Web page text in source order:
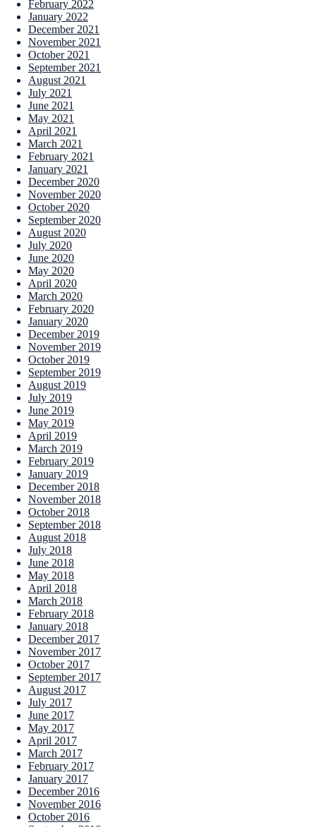
February 2022
January 2022
December 2021
November 2021
October 2021
September 2021
August 2021
July 2021
June 2021
May 2021
April 2021
March 2021
February 2021
January 2021
December 2020
November 2020
October 2020
September 2020
August 2020
July 2020
June 2020
May 2020
April 2020
March 2020
February 2020
January 2020
December 2019
November 2019
October 2019
September 2019
August 2019
July 2019
June 2019
May 2019
April 2019
March 2019
February 2019
January 2019
December 2018
November 2018
October 2018
September 2018
August 2018
July 2018
June 2018
May 2018
April 2018
March 2018
February 2018
January 2018
December 2017
November 2017
October 2017
September 2017
August 2017
July 2017
June 2017
May 2017
April 2017
March 2017
February 2017
January 2017
December 2016
November 2016
October 2016